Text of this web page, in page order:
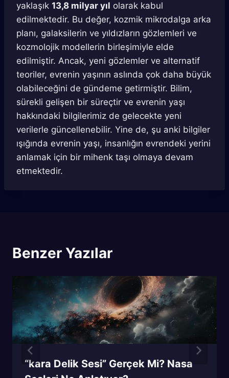
yaklaşık 13,8 milyar yıl olarak kabul
edilmektedir. Bu değer, kozmik mikrodalga arka
planı, galaksilerin ve yıldızların gözlemleri ve
kozmolojik modellerin birleşimiyle elde
edilmiştir. Ancak, yeni gözlemler ve alternatif
teoriler, evrenin yaşının aslında çok daha büyük
olabileceğini de gündeme getirmiştir. Bilim,
sürekli gelişen bir süreçtir ve evrenin yaşı
hakkındaki bilgilerimiz de gelecekte yeni
verilerle güncellenebilir. Yine de, şu anki bilgiler
ışığında evrenin yaşı, insanlığın evrendeki yerini
anlamak için bir mihenk taşı olmaya devam
etmektedir.
Benzer Yazılar
“kara Delik Sesi” Gerçek Mi? Nasa